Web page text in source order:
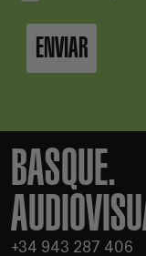
ENVIAR
BASQUE.
+34 943 287 406